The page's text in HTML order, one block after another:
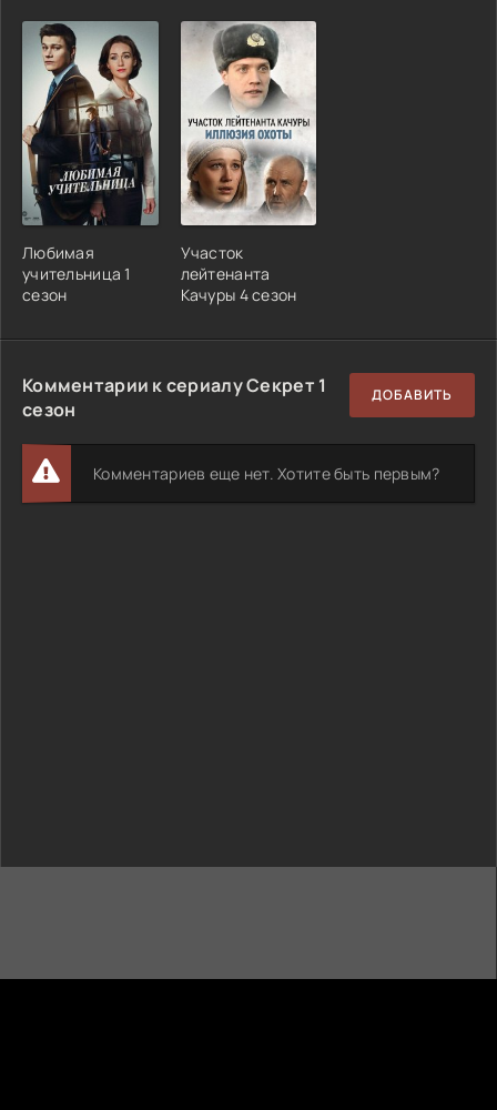
Любимая
учительница 1
сезон
Участок
лейтенанта
Качуры 4 сезон
Комментарии к сериалу Секрет 1
сезон
ДОБАВИТЬ
Комментариев еще нет. Хотите быть первым?